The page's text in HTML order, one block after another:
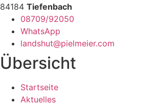
84184 Tiefenbach
08709/92050
WhatsApp
landshut@pielmeier.com
Übersicht
Startseite
Aktuelles